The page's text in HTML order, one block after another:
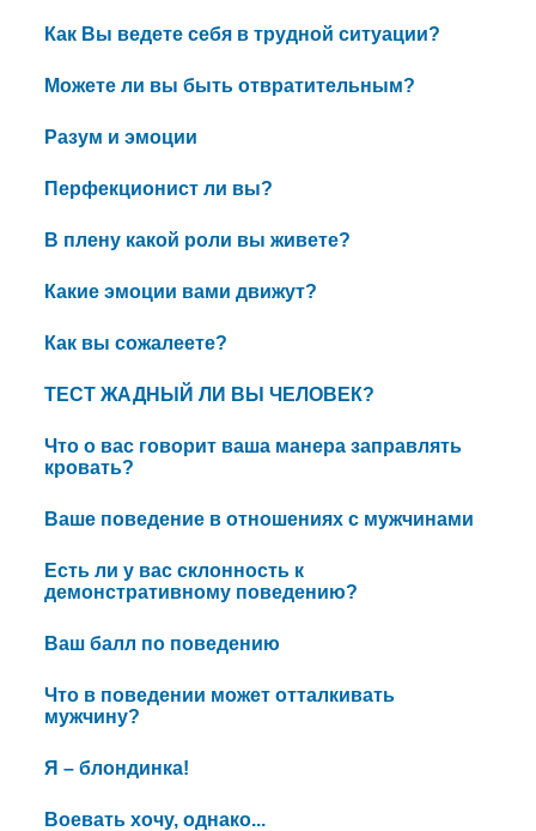
Как Вы ведете себя в трудной ситуации?
Можете ли вы быть отвратительным?
Разум и эмоции
Перфекционист ли вы?
В плену какой роли вы живете?
Какие эмоции вами движут?
Как вы сожалеете?
ТЕСТ ЖАДНЫЙ ЛИ ВЫ ЧЕЛОВЕК?
Что о вас говорит ваша манера заправлять
кровать?
Ваше поведение в отношениях с мужчинами
Есть ли у вас склонность к
демонстративному поведению?
Ваш балл по поведению
Что в поведении может отталкивать
мужчину?
Я – блондинка!
Воевать хочу, однако...